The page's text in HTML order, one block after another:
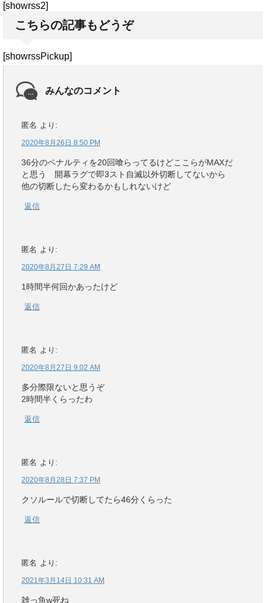
[showrss2]
こちらの記事もどうぞ
[showrssPickup]
みんなのコメント
匿名 より:
2020年8月26日 8:50 PM
36分のペナルティを20回喰らってるけどここらがMAXだ
と思う 開幕ラグで即3スト自滅以外切断してないから
他の切断したら変わるかもしれないけど
返信
匿名 より:
2020年8月27日 7:29 AM
1時間半何回かあったけど
返信
匿名 より:
2020年8月27日 9:02 AM
多分際限ないと思うぞ
2時間半くらったわ
返信
匿名 より:
2020年8月28日 7:37 PM
クソルールで切断してたら46分くらった
返信
匿名 より:
2021年3月14日 10:31 AM
雑っ魚w死ね